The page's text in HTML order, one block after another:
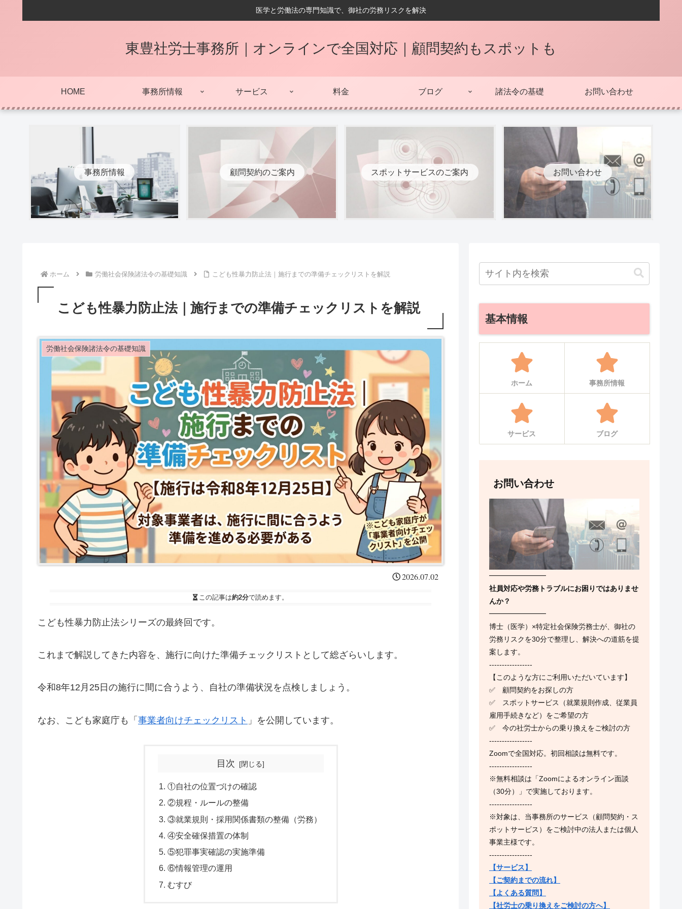
医学と労働法の専門知識で、御社の労務リスクを解決
東豊社労士事務所｜オンラインで全国対応｜顧問契約もスポットも
HOME 事務所情報 サービス 料金 ブログ 諸法令の基礎 お問い合わせ
事務所情報 顧問契約のご案内 スポットサービスのご案内 お問い合わせ
ホーム 労働社会保険諸法令の基礎知識 こども性暴力防止法｜施行までの準備チェックリストを解説
こども性暴力防止法｜施行までの準備チェックリストを解説
労働社会保険諸法令の基礎知識
2026.07.02
この記事は約2分で読めます。
こども性暴力防止法シリーズの最終回です。
これまで解説してきた内容を、施行に向けた準備チェックリストとして総ざらいします。
令和8年12月25日の施行に間に合うよう、自社の準備状況を点検しましょう。
なお、こども家庭庁も「 事業者向けチェックリスト 」を公開しています。
目次
①自社の位置づけの確認
②規程・ルールの整備
③就業規則・採用関係書類の整備（労務）
④安全確保措置の体制
⑤犯罪事実確認の実施準備
⑥情報管理の運用
むすび
基本情報
ホーム 事務所情報
サービス ブログ
お問い合わせ
━━━━━━━━
社員対応や労務トラブルにお困りではありませ
んか？
━━━━━━━━
博士（医学）×特定社会保険労務士が、御社の
労務リスクを30分で整理し、解決への道筋を提
案します。
-----------------
【このような方にご利用いただいています】
✅ 顧問契約をお探しの方
✅ スポットサービス（就業規則作成、従業員
雇用手続きなど）をご希望の方
✅ 今の社労士からの乗り換えをご検討の方
-----------------
Zoomで全国対応。初回相談は無料です。
-----------------
※無料相談は「Zoomによるオンライン面談
（30分）」で実施しております。
-----------------
※対象は、当事務所のサービス（顧問契約・ス
ポットサービス）をご検討中の法人または個人
事業主様です。
-----------------
【サービス】
【ご契約までの流れ】
【よくある質問】
【社労士の乗り換えをご検討の方へ】